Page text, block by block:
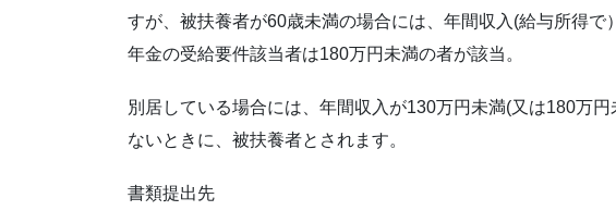
すが、被扶養者が60歳未満の場合には、年間収入(給与所得
年金の受給要件該当者は180万円未満の者が該当。
別居している場合には、年間収入が130万円未満(又は180万
ないときに、被扶養者とされます。
書類提出先